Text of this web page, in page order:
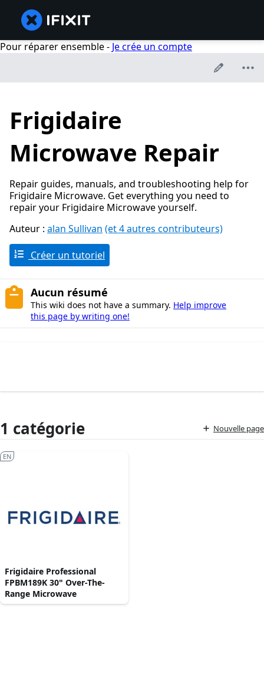
Pour réparer ensemble - Je crée un compte
Frigidaire
Microwave Repair
Repair guides, manuals, and troubleshooting help for
Frigidaire Microwave. Get everything you need to
repair your Frigidaire Microwave yourself.
Auteur : alan Sullivan (et 4 autres contributeurs)
Créer un tutoriel
Aucun résumé
This wiki does not have a summary. Help improve
this page by writing one!
1 catégorie Nouvelle page
Frigidaire Professional
FPBM189K 30" Over-The-
Range Microwave
EN